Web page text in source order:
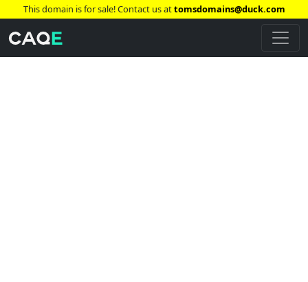
This domain is for sale! Contact us attomsdomains@duck.com